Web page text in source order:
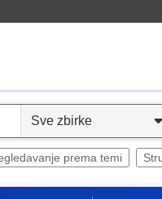
prema temi